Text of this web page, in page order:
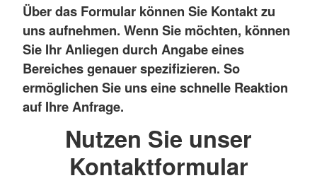
Über das Formular können Sie Kontakt zu
uns aufnehmen. Wenn Sie möchten, können
Sie Ihr Anliegen durch Angabe eines
Bereiches genauer spezifizieren. So
ermöglichen Sie uns eine schnelle Reaktion
auf Ihre Anfrage.
Nutzen Sie unser
Kontaktformular